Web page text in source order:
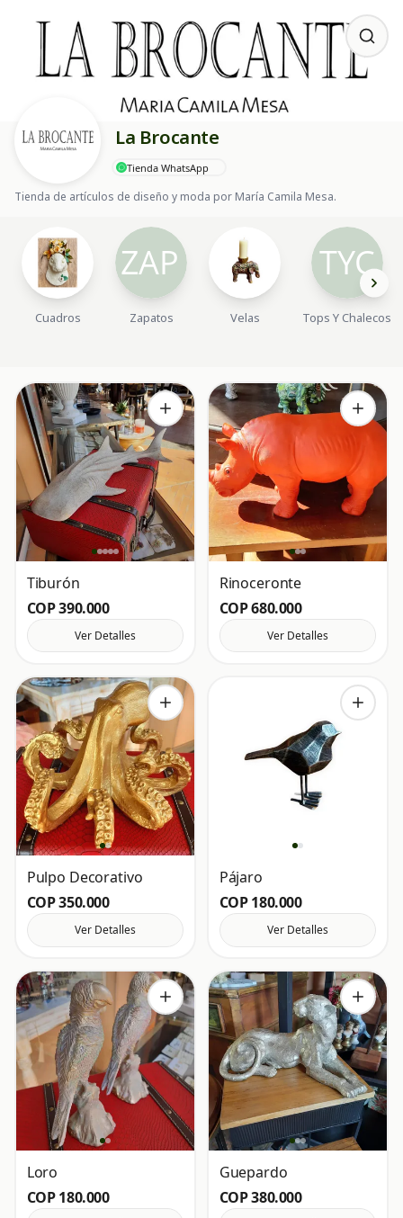
La Brocante
Tienda WhatsApp
Tienda de artículos de diseño y moda por María Camila Mesa.
Cuadros Zapatos Velas Tops Y Chalecos
Tiburón
COP 390.000
Ver Detalles
Rinoceronte
COP 680.000
Ver Detalles
Pulpo Decorativo
COP 350.000
Ver Detalles
Pájaro
COP 180.000
Ver Detalles
Loro
COP 180.000
Guepardo
COP 380.000